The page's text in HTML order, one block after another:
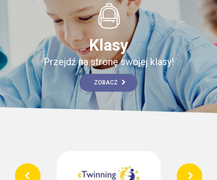
Klasy
Przejdź na stronę swojej klasy!
ZOBACZ